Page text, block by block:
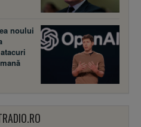
noului